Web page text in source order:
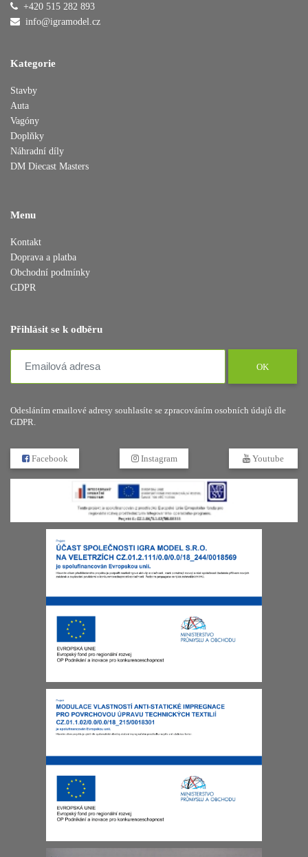
+420 515 282 893
info@igramodel.cz
Kategorie
Stavby
Auta
Vagóny
Doplňky
Náhradní díly
DM Diecast Masters
Menu
Kontakt
Doprava a platba
Obchodní podmínky
GDPR
Přihlásit se k odběru
OK
Odesláním emailové adresy souhlasíte se zpracováním osobních údajů dle
GDPR.
Facebook Instagram Youtube